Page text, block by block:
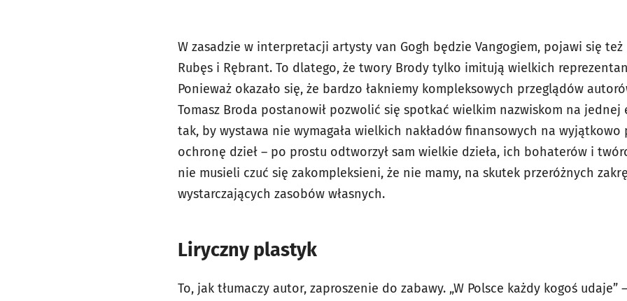
W zasadzie w interpretacji artysty van Gogh będzie Vangogiem, pojawi się też
Rubęs i Rębrant. To dlatego, że twory Brody tylko imitują wielkich
Ponieważ okazało się, że bardzo łakniemy kompleksowych przeglądów
Tomasz Broda postanowił pozwolić się spotkać wielkim nazwiskom na jednej
tak, by wystawa nie wymagała wielkich nakładów finansowych na
ochronę dzieł – po prostu odtworzył sam wielkie dzieła, ich bohaterów i
nie musieli czuć się zakompleksieni, że nie mamy, na skutek przeróżnych
wystarczających zasobów własnych.
Liryczny plastyk
To, jak tłumaczy autor, zaproszenie do zabawy. „W Polsce każdy kogoś udaje”